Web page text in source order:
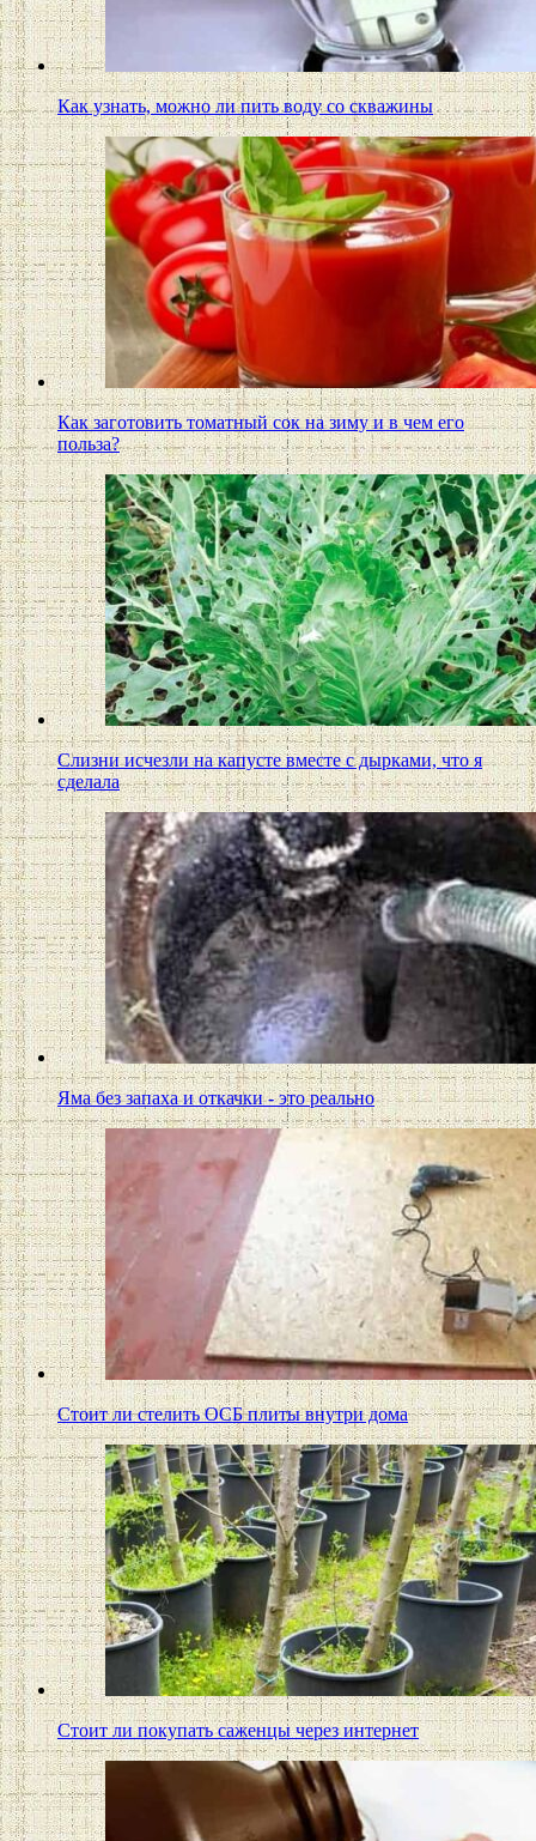
Как узнать, можно ли пить воду со скважины
Как заготовить томатный сок на зиму и в чем его
польза?
Слизни исчезли на капусте вместе с дырками, что я
сделала
Яма без запаха и откачки - это реально
Стоит ли стелить ОСБ плиты внутри дома
Стоит ли покупать саженцы через интернет